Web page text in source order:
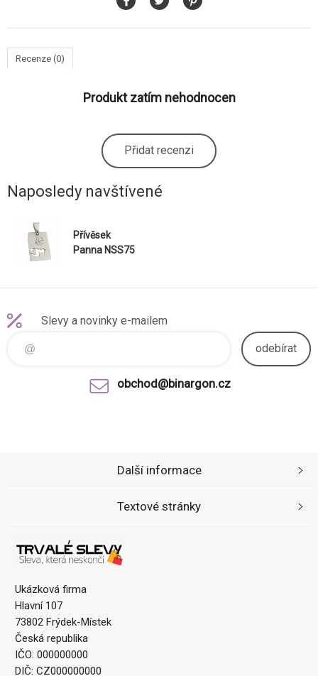
Recenze (0)
Produkt zatím nehodnocen
Přidat recenzi
Naposledy navštívené
Přívěsek
Panna NSS75
Slevy a novinky e-mailem
odebírat
obchod@binargon.cz
Ukázková firma
Hlavní 107
73802 Frýdek-Místek
Česká republika
IČO: 000000000
DIČ: CZ000000000
Další informace
Textové stránky